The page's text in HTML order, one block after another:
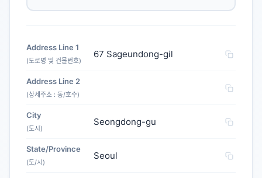
Address Line 1
(도로명 및 건물번호)
67 Sageundong-gil
Address Line 2
(상세주소 : 동/호수)
City
(도시)
Seongdong-gu
State/Province
(도/시)
Seoul